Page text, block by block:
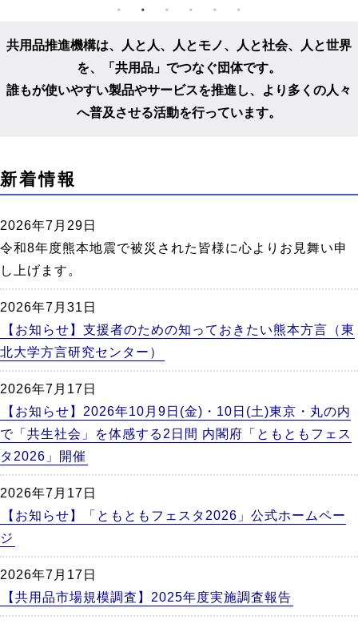
共用品推進機構は、人と人、人とモノ、人と社会、人と世界
を、
「共用品」でつなぐ団体です。
誰もが使いやすい製品やサービスを推進し、
より多くの人々
へ普及させる活動を行っています。
こ
こ
ら
新着情報
2026年7月29日
令和8年度熊本地震で被災された皆様に心よりお見舞い申
し上げます。
2026年7月31日
【お知らせ】支援者のための知っておきたい熊本方言（東
北大学方言研究センター）
2026年7月17日
【お知らせ】2026年10月9日(金)・10日(土)東京・丸の内
で「共生社会」を体感する2日間 内閣府「ともともフェス
タ2026」開催
2026年7月17日
【お知らせ】「ともともフェスタ2026」公式ホームペー
ジ
2026年7月17日
【共用品市場規模調査】2025年度実施調査報告